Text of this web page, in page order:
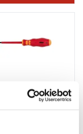
IŠPJOVA
detaliau